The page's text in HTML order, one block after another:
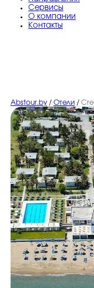
Сервисы
O компании
Контакты
Abstour.by / Отели /